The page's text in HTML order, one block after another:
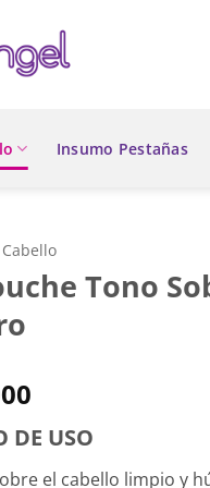
Insumo Pestañas
Cabello
Tono
DE USO
el cabello limpio y